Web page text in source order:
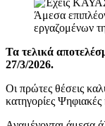
Τα τελικά
27/3/2026.
Οι πρώτες θέσεις
κατηγορίες Ψηφιακές